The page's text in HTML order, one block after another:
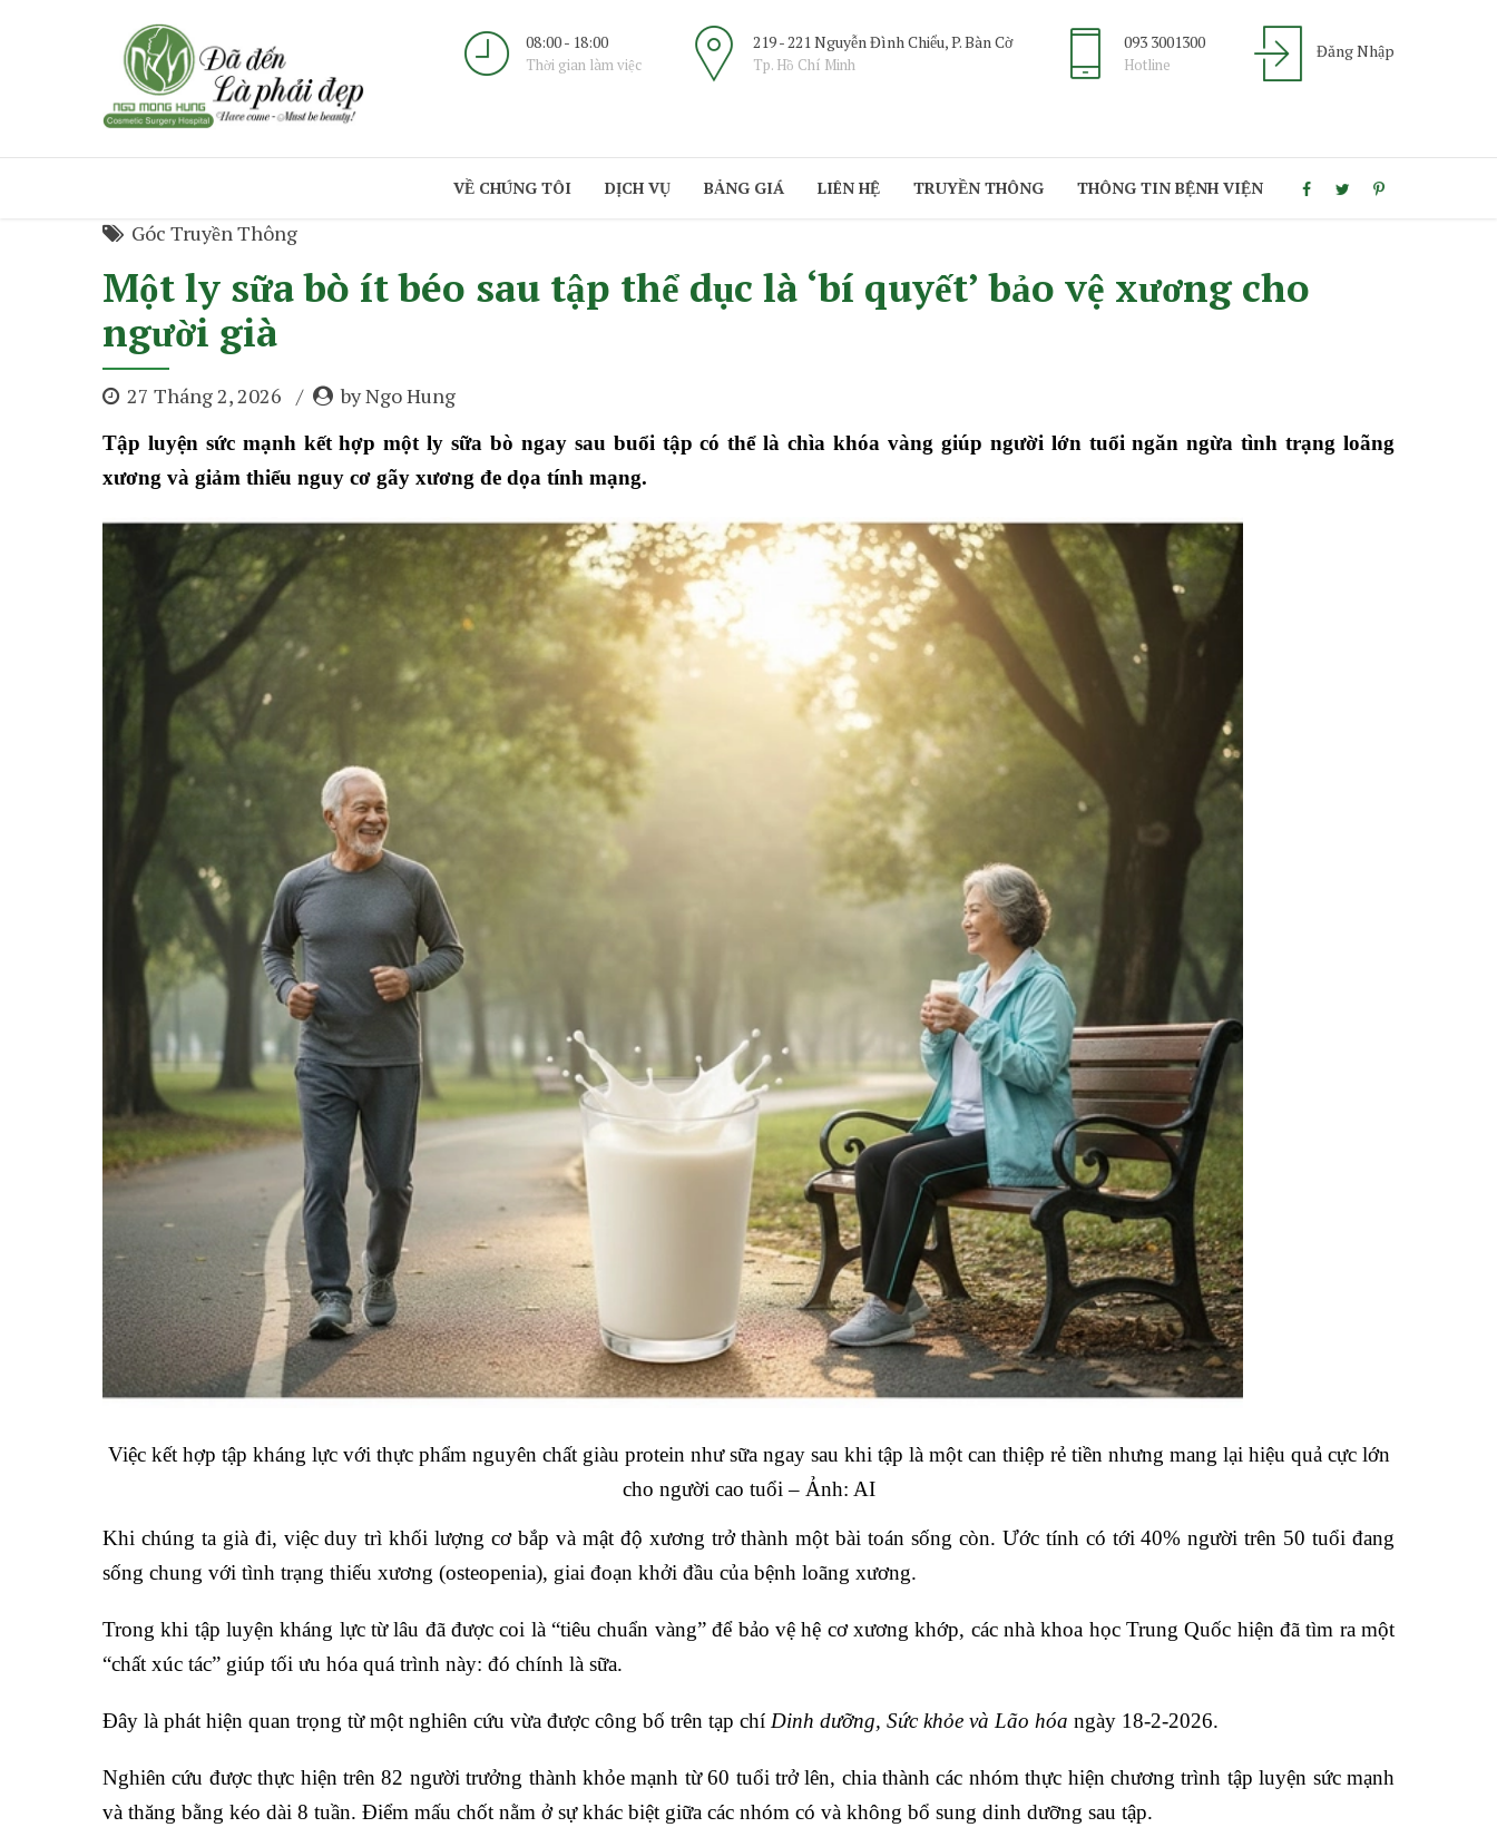
08:00 - 18:00
Thời gian làm việc
219 - 221 Nguyễn Đình Chiểu, P. Bàn Cờ
Tp. Hồ Chí Minh
093 3001300
Hotline
Đăng Nhập
VỀ CHÚNG TÔI DỊCH VỤ BẢNG GIÁ LIÊN HỆ TRUYỀN THÔNG THÔNG TIN BỆNH VIỆN
Góc Truyền Thông
Một ly sữa bò ít béo sau tập thể dục là ‘bí quyết’ bảo vệ xương cho
người già
27 Tháng 2, 2026 by Ngo Hung
Tập luyện sức mạnh kết hợp một ly sữa bò ngay sau buổi tập có thể là chìa khóa vàng giúp người lớn tuổi ngăn ngừa tình trạng loãng
xương và giảm thiểu nguy cơ gãy xương đe dọa tính mạng.
Việc kết hợp tập kháng lực với thực phẩm nguyên chất giàu protein như sữa ngay sau khi tập là một can thiệp rẻ tiền nhưng mang lại hiệu quả cực lớn
cho người cao tuổi – Ảnh: AI
Khi chúng ta già đi, việc duy trì khối lượng cơ bắp và mật độ xương trở thành một bài toán sống còn. Ước tính có tới 40% người trên 50 tuổi đang
sống chung với tình trạng thiếu xương (osteopenia), giai đoạn khởi đầu của bệnh loãng xương.
Trong khi tập luyện kháng lực từ lâu đã được coi là “tiêu chuẩn vàng” để bảo vệ hệ cơ xương khớp, các nhà khoa học Trung Quốc hiện đã tìm ra một
“chất xúc tác” giúp tối ưu hóa quá trình này: đó chính là sữa.
Đây là phát hiện quan trọng từ một nghiên cứu vừa được công bố trên tạp chí Dinh dưỡng, Sức khỏe và Lão hóa ngày 18-2-2026.
Nghiên cứu được thực hiện trên 82 người trưởng thành khỏe mạnh từ 60 tuổi trở lên, chia thành các nhóm thực hiện chương trình tập luyện sức mạnh
và thăng bằng kéo dài 8 tuần. Điểm mấu chốt nằm ở sự khác biệt giữa các nhóm có và không bổ sung dinh dưỡng sau tập.